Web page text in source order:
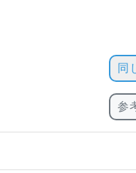
同
参